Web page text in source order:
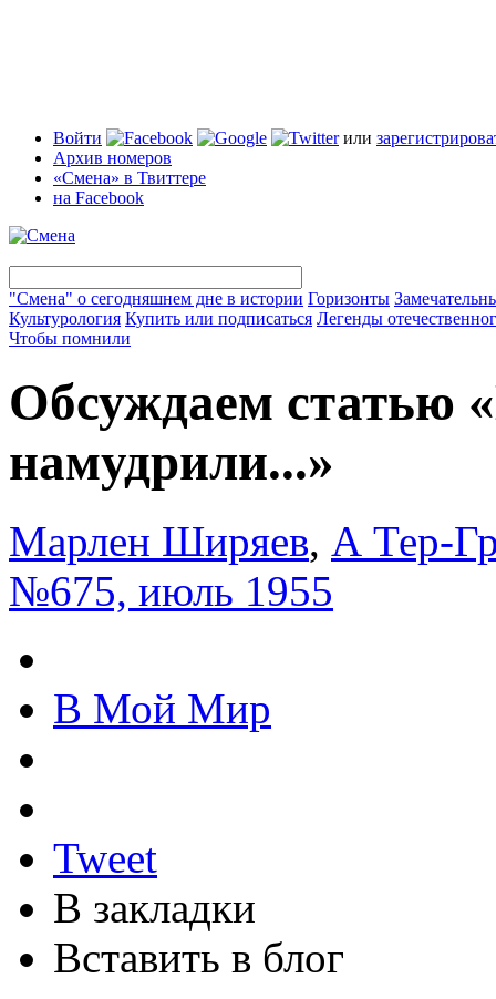
Войти или
Архив номеров
«Смена» в Твиттере
на Facebook
"Смена" о сегодняшнем дне в истории Горизонты
Культурология Купить или подписаться Легенды
Чтобы помнили
Обсуждаем статью
намудрили...»
Марлен Ширяев, А Тер-
№675, июль 1955
В Мой Мир
Tweet
В закладки
Вставить в блог